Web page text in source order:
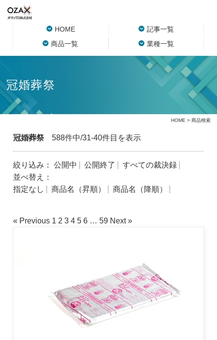
HOME
記事一覧
商品一覧
業種一覧
冠婚葬祭
HOME > 商品検索
冠婚葬祭588件中/31-40件目を表示
絞り込み： 公開中 公開終了
すべての裁決録
並べ替え：
指定なし
商品名（昇順） 商品名（降順）
« Previous 1 2 3 4 5 6 … 59 Next »